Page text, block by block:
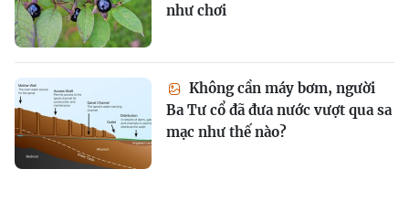
như chơi
Không cần máy bơm, người
Ba Tư cổ đã đưa nước vượt qua sa
mạc như thế nào?